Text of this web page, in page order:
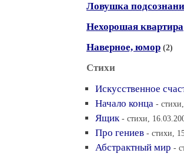
Ловушка
Нехорошая квартира
Наверное, юмор (2)
Стихи
Искусственное
Начало конца -
Ящик - стихи,
Про гениев - стихи,
Абстрактный мир -